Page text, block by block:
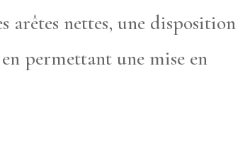
arêtes nettes, une disposition
permettant une mise en